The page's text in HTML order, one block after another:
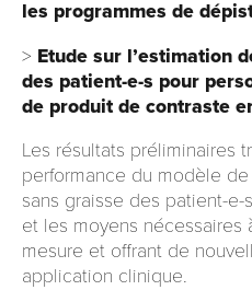
les programmes de
> Etude sur l’estimation
des patient-e-s pour
de produit de contraste
Les résultats préliminaires
performance du modèle
sans graisse des patient-
et les moyens nécessaires
mesure et offrant de
application clinique.